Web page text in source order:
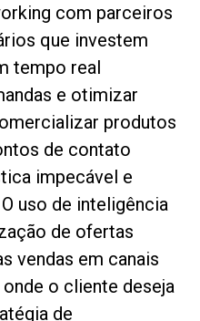
com parceiros
que investem
tempo real
e otimizar
produtos
de contato
impecável e
uso de inteligência
de ofertas
vendas em canais
o cliente deseja
de